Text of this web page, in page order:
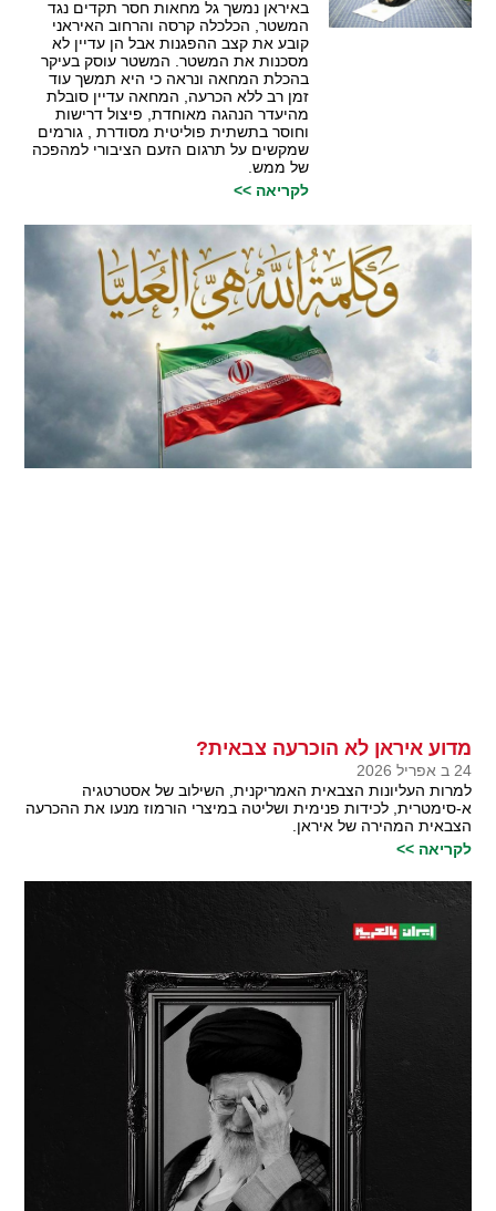
באיראן נמשך גל מחאות חסר תקדים נגד
המשטר, הכלכלה קרסה והרחוב האיראני
קובע את קצב ההפגנות אבל הן עדיין לא
מסכנות את המשטר. המשטר עוסק בעיקר
בהכלת המחאה ונראה כי היא תמשך עוד
זמן רב ללא הכרעה, המחאה עדיין סובלת
מהיעדר הנהגה מאוחדת, פיצול דרישות
וחוסר בתשתית פוליטית מסודרת , גורמים
שמקשים על תרגום הזעם הציבורי למהפכה
של ממש.
לקריאה >>
מדוע איראן לא הוכרעה צבאית?
24 ב אפריל 2026
למרות העליונות הצבאית האמריקנית, השילוב של אסטרטגיה
א-סימטרית, לכידות פנימית ושליטה במיצרי הורמוז מנעו את ההכרעה
הצבאית המהירה של איראן.
לקריאה >>